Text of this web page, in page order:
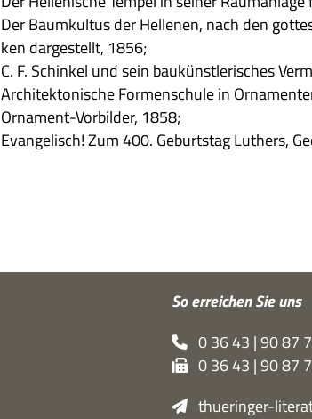
Der Baum­kul­tus der Hel­le­nen, nach den
ken dar­ge­stellt, 1856;
C. F. Schin­kel und sein bau­künst­le­ri­sches
Archi­tek­to­ni­sche For­men­schule in
Orna­ment-Vor­bil­der, 1858;
Evan­ge­lisch! Zum 400. Geburts­tag Luthers,
So errei­chen Sie uns
0 36 43 | 90 87
0 36 43 | 90 87
thueringer-